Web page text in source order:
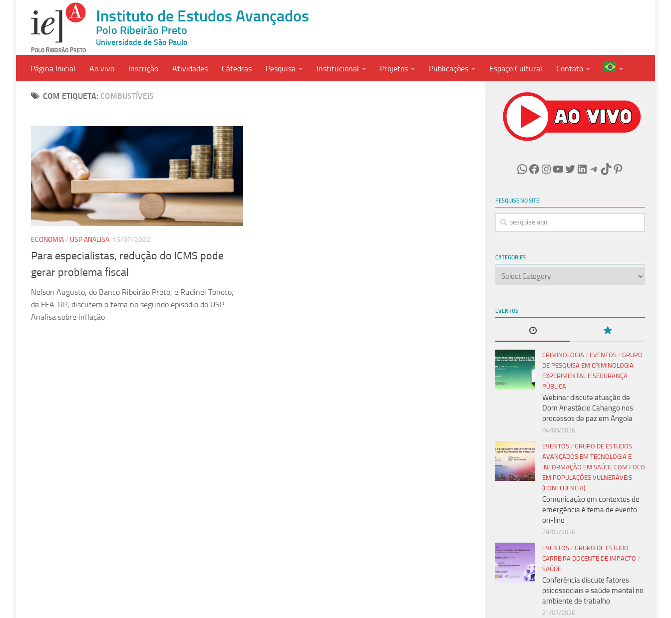
Instituto de Estudos Avançados
Polo Ribeirão Preto
Universidade de São Paulo
Página Inicial Ao vivo Inscrição Atividades Cátedras Pesquisa Institucional Projetos Publicações Espaço Cultural Contato
COM ETIQUETA: COMBUSTÍVEIS
ECONOMIA/ USP ANALISA 15/07/2022
Para especialistas, redução do ICMS pode
gerar problema fiscal
Nelson Augusto, do Banco Ribeirão Preto, e Rudinei Toneto,
da FEA-RP, discutem o tema no segundo episódio do USP
Analisa sobre inflação
WhatsApp
Facebook
Instagram
YouTube
Twitter
LinkedIn
Telegram
TikTokPinterest
PESQUISE NO SITE!
CATEGORIES
Categories
EVENTOS
CRIMINOLOGIA / EVENTOS / GRUPO
DE PESQUISA EM CRIMINOLOGIA
EXPERIMENTAL E SEGURANÇA
PÚBLICA
Webinar discute atuação de
Dom Anastácio Cahango nos
processos de paz em Angola
04/08/2026
EVENTOS / GRUPO DE ESTUDOS
AVANÇADOS EM TECNOLOGIA E
INFORMAÇÃO EM SAÚDE COM FOCO
EM POPULAÇÕES VULNERÁVEIS
(CONFLUENCIA)
Comunicação em contextos de
emergência é tema de evento
on-line
29/07/2026
EVENTOS / GRUPO DE ESTUDO
CARREIRA DOCENTE DE IMPACTO /
SAÚDE
Conferência discute fatores
psicossociais e saúde mental no
ambiente de trabalho
21/07/2026